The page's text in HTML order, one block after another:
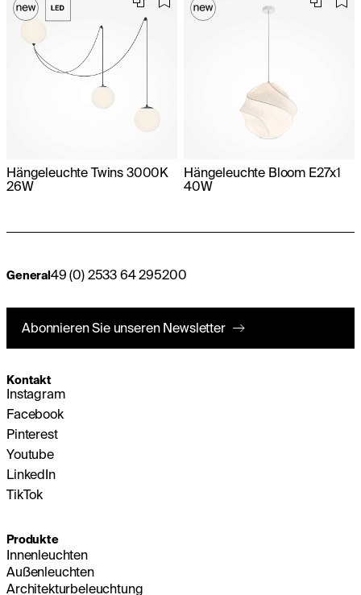
Hängeleuchte Twins 3000K
26W
Hängeleuchte Bloom E27x1
40W
General 49 (0) 2533 64 295200
Abonnieren Sie unseren Newsletter
Kontakt
Instagram
Facebook
Pinterest
Youtube
LinkedIn
TikTok
Produkte
Innenleuchten
Außenleuchten
Architekturbeleuchtung